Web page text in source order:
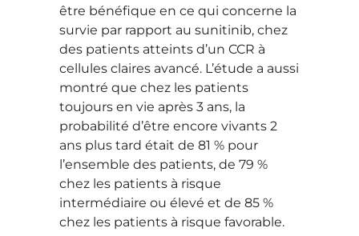
être bénéfique en ce qui concerne la
survie par rapport au sunitinib, chez
des patients atteints d’un CCR à
cellules claires avancé. L’étude a aussi
montré que chez les patients
toujours en vie après 3 ans, la
probabilité d’être encore vivants 2
ans plus tard était de 81 % pour
l’ensemble des patients, de 79 %
chez les patients à risque
intermédiaire ou élevé et de 85 %
chez les patients à risque favorable.